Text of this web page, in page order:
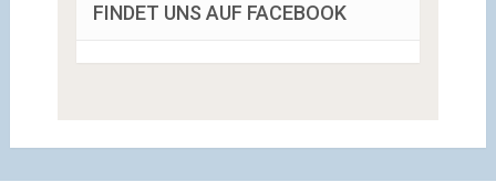
FINDET UNS AUF FACEBOOK